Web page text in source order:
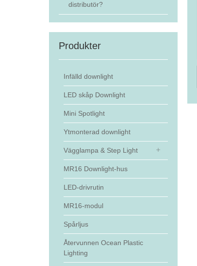
distributör?
Produkter
Infälld downlight
LED skåp Downlight
Mini Spotlight
Ytmonterad downlight
Vägglampa & Step Light
MR16 Downlight-hus
LED-drivrutin
MR16-modul
Spårljus
Återvunnen Ocean Plastic
Lighting